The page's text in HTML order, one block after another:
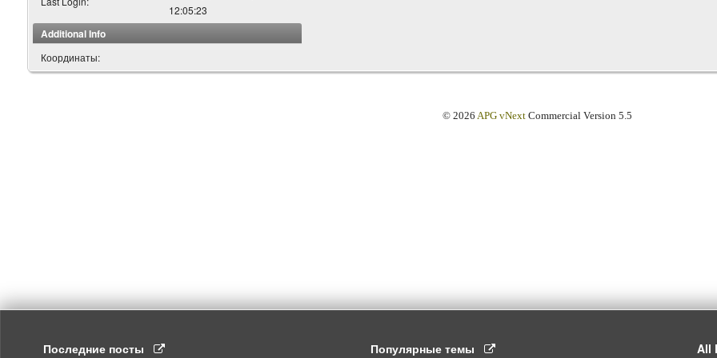
12:05:23
Additional Info
Координаты:
© 2026APG vNext Commercial Version 5.5
Последние посты Популярные темы All